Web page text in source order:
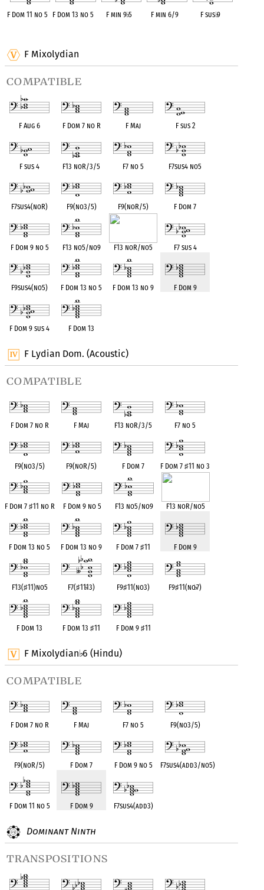
F Mixolydian
compatible
F Aug 6 F Dom 7 no R F Maj F sus 2
F sus 4 F13 noR/3/5 F7 no 5 F7sus4 no5
F7sus4(noR) F9(no3/5) F9(noR/5) F Dom 7
F Dom 9 no 5 F13 no5/no9 F13 noR/no5 F7 sus 4
F9sus4(no5) F Dom 13 no 5 F Dom 13 no 9 F Dom 9
F Dom 9 sus 4 F Dom 13
F Lydian Dom. (Acoustic)
compatible
F Dom 7 no R F Maj F13 noR/3/5 F7 no 5
F9(no3/5) F9(noR/5) F Dom 7 F Dom 7♯11 no 3
F Dom 7 ♯11 no R F Dom 9 no 5 F13 no5/no9 F13 noR/no5
F Dom 13 no 5 F Dom 13 no 9 F Dom 7♯11 F Dom 9
F13(♯11)no5 F7(♯11♭13) F9♯11(no3) F9♯11(no♭7)
F Dom 13 F Dom 13♯11 F Dom 9 ♯11
F Mixolydian♭6 (Hindu)
compatible
F Dom 7 no R F Maj F7 no 5 F9(no3/5)
F9(noR/5) F Dom 7 F Dom 9 no 5 F7sus4(add3/no5)
F Dom 11 no 5 F Dom 9 F7sus4(add3)
Dominant Ninth
transpositions
F Dom 11 no 5 F Dom 13 no 5 F min 9♭5 F min 6/9 F sus♭9